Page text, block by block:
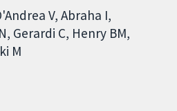
V Abraha I
Gerardi C Henry BM
M